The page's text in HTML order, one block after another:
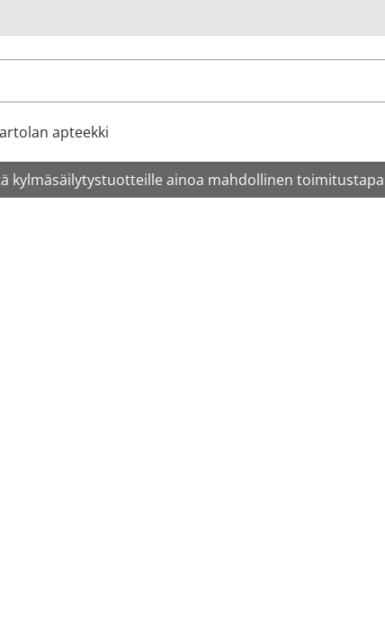
apteekki
kylmäsäilytystuotteille ainoa mahdollinen